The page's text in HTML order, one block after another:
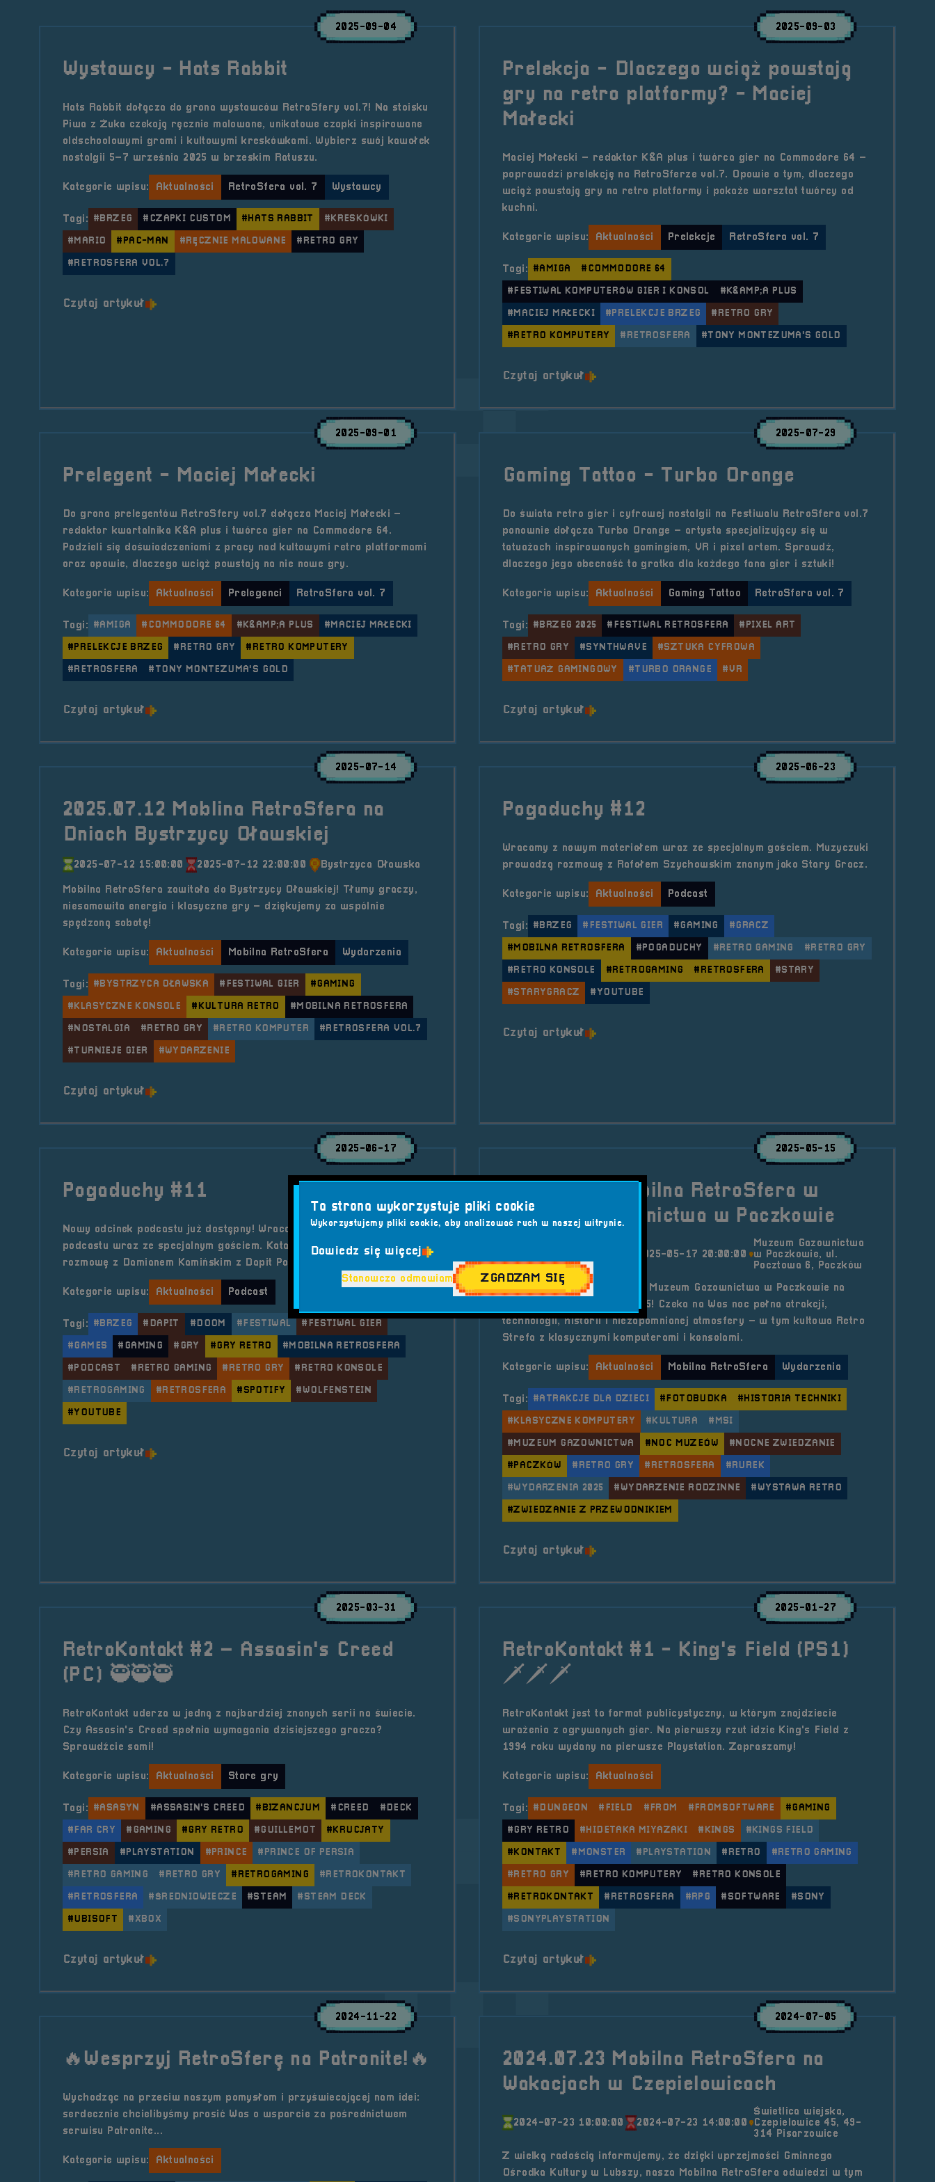
2025-09-04
Wystawcy - Hats Rabbit
Hats Rabbit dołącza do grona wystawców RetroSfery vol.7! Na stoisku
Piwa z Żuka czekają ręcznie malowane, unikatowe czapki inspirowane
oldschoolowymi grami i kultowymi kreskówkami. Wybierz swój kawałek
nostalgii 5–7 września 2025 w brzeskim Ratuszu.
Kategorie wpisu: Aktualności RetroSfera vol. 7 Wystawcy
Tagi: #BRZEG #CZAPKI CUSTOM #HATS RABBIT #KRESKÓWKI
#MARIO #PAC-MAN #RĘCZNIE MALOWANE #RETRO GRY
#RETROSFERA VOL.7
Czytaj artykuło tytule Wystawcy &#8211; Hats Rabbit
2025-09-03
Prelekcja - Dlaczego wciąż powstają
gry na retro platformy? - Maciej
Małecki
Maciej Małecki – redaktor K&A plus i twórca gier na Commodore 64 –
poprowadzi prelekcję na RetroSferze vol.7. Opowie o tym, dlaczego
wciąż powstają gry na retro platformy i pokaże warsztat twórcy od
kuchni.
Kategorie wpisu: Aktualności Prelekcje RetroSfera vol. 7
Tagi: #AMIGA #COMMODORE 64
#FESTIWAL KOMPUTERÓW GIER I KONSOL #K&AMP;A PLUS
#MACIEJ MAŁECKI #PRELEKCJE BRZEG #RETRO GRY
#RETRO KOMPUTERY #RETROSFERA #TONY MONTEZUMA'S GOLD
Czytaj artykuło tytule Prelekcja &#8211; Dlaczego wciąż powstają gry
2025-09-01
Prelegent - Maciej Małecki
Do grona prelegentów RetroSfery vol.7 dołącza Maciej Małecki –
redaktor kwartalnika K&A plus i twórca gier na Commodore 64.
Podzieli się doświadczeniami z pracy nad kultowymi retro platformami
oraz opowie, dlaczego wciąż powstają na nie nowe gry.
Kategorie wpisu: Aktualności Prelegenci RetroSfera vol. 7
Tagi: #AMIGA #COMMODORE 64 #K&AMP;A PLUS #MACIEJ MAŁECKI
#PRELEKCJE BRZEG #RETRO GRY #RETRO KOMPUTERY
#RETROSFERA #TONY MONTEZUMA'S GOLD
Czytaj artykuło tytule Prelegent &#8211; Maciej Małecki
2025-07-29
Gaming Tattoo - Turbo Orange
Do świata retro gier i cyfrowej nostalgii na Festiwalu RetroSfera vol.7
ponownie dołącza Turbo Orange – artysta specjalizujący się w
tatuażach inspirowanych gamingiem, VR i pixel artem. Sprawdź,
dlaczego jego obecność to gratka dla każdego fana gier i sztuki!
Kategorie wpisu: Aktualności Gaming Tattoo RetroSfera vol. 7
Tagi: #BRZEG 2025 #FESTIWAL RETROSFERA #PIXEL ART
#RETRO GRY #SYNTHWAVE #SZTUKA CYFROWA
#TATUAŻ GAMINGOWY #TURBO ORANGE #VR
Czytaj artykuło tytule Gaming Tattoo &#8211; Turbo Orange
2025-07-14
2025.07.12 Moblina RetroSfera na
Dniach Bystrzycy Oławskiej
2025-07-12 15:00:00 2025-07-12 22:00:00 Bystrzyca Oławska
Mobilna RetroSfera zawitała do Bystrzycy Oławskiej! Tłumy graczy,
niesamowita energia i klasyczne gry – dziękujemy za wspólnie
spędzoną sobotę!
Kategorie wpisu: Aktualności Mobilna RetroSfera Wydarzenia
Tagi: #BYSTRZYCA OŁAWSKA #FESTIWAL GIER #GAMING
#KLASYCZNE KONSOLE #KULTURA RETRO #MOBILNA RETROSFERA
#NOSTALGIA #RETRO GRY #RETRO KOMPUTER #RETROSFERA VOL.7
#TURNIEJE GIER #WYDARZENIE
Czytaj artykuło tytule 2025.07.12 Moblina RetroSfera na Dniach Bystrzycy Oławskiej
2025-06-23
Pogaduchy #12
Wracamy z nowym materiałem wraz ze specjalnym gościem. Muzyczuki
prowadzą rozmowę z Rafałem Szychowskim znanym jako Stary Gracz.
Kategorie wpisu: Aktualności Podcast
Tagi: #BRZEG #FESTIWAL GIER #GAMING #GRACZ
#MOBILNA RETROSFERA #POGADUCHY #RETRO GAMING #RETRO GRY
#RETRO KONSOLE #RETROGAMING #RETROSFERA #STARY
#STARYGRACZ #YOUTUBE
Czytaj artykuło tytule Pogaduchy #12
2025-06-17
Pogaduchy #11
Nowy odcinek podcastu już dostępny! Wracamy z nowym odcinkiem
podcastu wraz ze specjalnym gościem. Katarzyna i Andrzej prowadzą
rozmowę z Damianem Kamińskim z Dapit Podcast.
Kategorie wpisu: Aktualności Podcast
Tagi: #BRZEG #DAPIT #DOOM #FESTIWAL #FESTIWAL GIER
#GAMES #GAMING #GRY #GRY RETRO #MOBILNA RETROSFERA
#PODCAST #RETRO GAMING #RETRO GRY #RETRO KONSOLE
#RETROGAMING #RETROSFERA #SPOTIFY #WOLFENSTEIN
#YOUTUBE
Czytaj artykuło tytule Pogaduchy #11
2025-05-15
2025.05.17 Mobilna RetroSfera w
Muzeum Gazownictwa w Paczkowie
2025-05-17 20:00:00
Muzeum Gazownictwa
w Paczkowie, ul.
Pocztowa 6, Paczków
Już 17 maja zapraszamy do Muzeum Gazownictwa w Paczkowie na
wyjątkową Noc Muzeów 2025! Czeka na Was noc pełna atrakcji,
technologii, historii i niezapomnianej atmosfery – w tym kultowa Retro
Strefa z klasycznymi komputerami i konsolami.
Kategorie wpisu: Aktualności Mobilna RetroSfera Wydarzenia
Tagi: #ATRAKCJE DLA DZIECI #FOTOBUDKA #HISTORIA TECHNIKI
#KLASYCZNE KOMPUTERY #KULTURA #MSI
#MUZEUM GAZOWNICTWA #NOC MUZEÓW #NOCNE ZWIEDZANIE
#PACZKÓW #RETRO GRY #RETROSFERA #RUREK
#WYDARZENIA 2025 #WYDARZENIE RODZINNE #WYSTAWA RETRO
#ZWIEDZANIE Z PRZEWODNIKIEM
Czytaj artykuło tytule 2025.05.17 Mobilna RetroSfera w Muzeum
2025-03-31
RetroKontakt #2 – Assasin's Creed
(PC) 🥷🥷🥷
RetroKontakt uderza w jedną z najbardziej znanych serii na świecie.
Czy Assasin's Creed spełnia wymagania dzisiejszego gracza?
Sprawdźcie sami!
Kategorie wpisu: Aktualności Stare gry
Tagi: #ASASYN #ASSASIN'S CREED #BIZANCJUM #CREED #DECK
#FAR CRY #GAMING #GRY RETRO #GUILLEMOT #KRUCJATY
#PERSIA #PLAYSTATION #PRINCE #PRINCE OF PERSIA
#RETRO GAMING #RETRO GRY #RETROGAMING #RETROKONTAKT
#RETROSFERA #ŚREDNIOWIECZE #STEAM #STEAM DECK
#UBISOFT #XBOX
Czytaj artykuło tytule RetroKontakt #2 – Assasin&#8217;s Creed (PC) 🥷🥷🥷
2025-01-27
RetroKontakt #1 - King's Field (PS1)
🗡️🗡️🗡️
RetroKontakt jest to format publicystyczny, w którym znajdziecie
wrażenia z ogrywanych gier. Na pierwszy rzut idzie King's Field z
1994 roku wydany na pierwsze Playstation. Zapraszamy!
Kategorie wpisu: Aktualności
Tagi: #DUNGEON #FIELD #FROM #FROMSOFTWARE #GAMING
#GRY RETRO #HIDETAKA MIYAZAKI #KINGS #KINGS FIELD
#KONTAKT #MONSTER #PLAYSTATION #RETRO #RETRO GAMING
#RETRO GRY #RETRO KOMPUTERY #RETRO KONSOLE
#RETROKONTAKT #RETROSFERA #RPG #SOFTWARE #SONY
#SONYPLAYSTATION
Czytaj artykuło tytule RetroKontakt #1 &#8211; King&#8217;s Field
2024-11-22
🔥Wesprzyj RetroSferę na Patronite!🔥
Wychodząc na przeciw naszym pomysłom i przyświecającej nam idei:
serdecznie chcielibyśmy prosić Was o wsparcie za pośrednictwem
serwisu Patronite...
Kategorie wpisu: Aktualności
2024-07-05
2024.07.23 Mobilna RetroSfera na
Wakacjach w Czepielowicach
2024-07-23 10:00:00 2024-07-23 14:00:00
Świetlica wiejska,
Czepielowice 45, 49-
314 Pisarzowice
Z wielką radością informujemy, że dzięki uprzejmości Gminnego
Ośrodka Kultury w Lubszy, nasza Mobilna RetroSfera odwiedzi w tym
Ta strona wykorzystuje pliki cookie
Wykorzystujemy pliki cookie, aby analizować ruch w naszej witrynie.
Dowiedz się więcej
Stanowczo odmawiam ZGADZAM SIĘ